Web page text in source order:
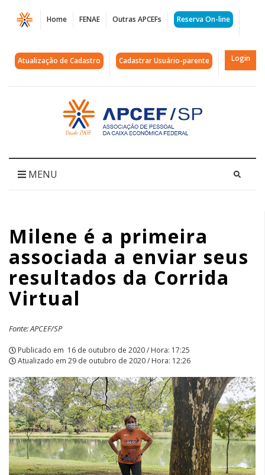
Página
Milene
primeira
associada
enviar
da
Corrida
Virtual
|
APCEF/SP
Home FENAE Outras APCEFs Reserva On-line
Atualização de Cadastro Cadastrar Usuário-parente Login
Acessar
página
inicial
MENU
Milene é a primeira
associada a enviar seus
resultados da Corrida
Virtual
Fonte: APCEF/SP
Publicado em 16 de outubro de 2020 / Hora: 17:25
Atualizado em 29 de outubro de 2020 / Hora: 12:26